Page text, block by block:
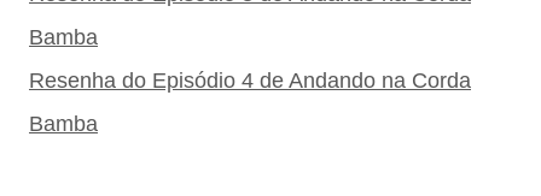
Bamba
Resenha do Episódio 4 de Andando na Corda
Bamba